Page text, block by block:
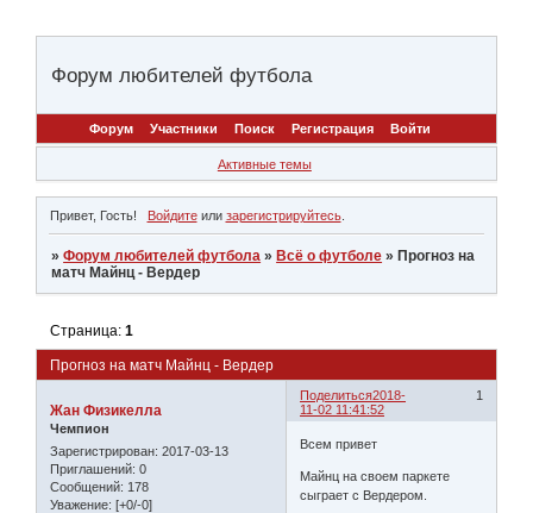
Форум любителей футбола
Форум Участники Поиск Регистрация Войти
Активные темы
Привет, Гость! Войдитеили зарегистрируйтесь.
»Форум любителей футбола » Всё о футболе » Прогноз на
матч Майнц - Вердер
Прогноз на матч Майнц - Вердер
Страница:1
Поделиться 1
2018-
11-02 11:41:52
Жан Физикелла
Чемпион
Зарегистрирован: 2017-03-13
Приглашений: 0
Сообщений: 178
Уважение: [+0/-0]
Всем привет
Майнц на своем паркете
сыграет с Вердером.